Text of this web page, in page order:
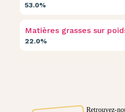
53.0%
Matières grasses sur
22.0%
Retrouvez-